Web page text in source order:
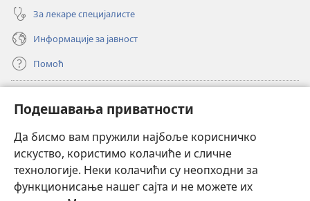
Подешавања приватности
Да бисмо вам пружили најбоље корисничко
искуство, користимо колачиће и сличне
технологије. Неки колачићи су неопходни за
функционисање нашег сајта и не можете их
За лекаре специјалисте
Информације за јавност
Помоћ
(отвара
нови
прозор)ОНЛАЈН БИБЛИОТЕКА Watchtower
(отвара
нови
прозор)JW Hub®
(отвара
нови